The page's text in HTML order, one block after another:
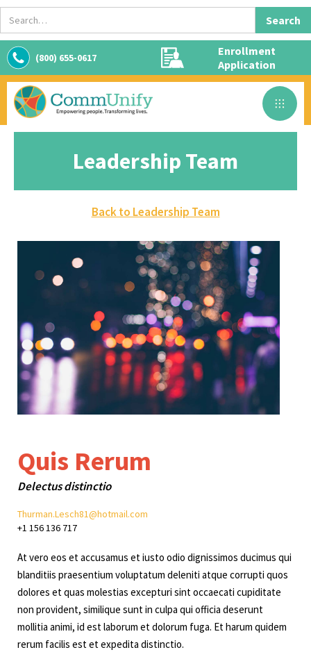
(800) 655-0617
Enrollment
Application
Leadership Team
Back to Leadership Team
Quis Rerum
Delectus distinctio
Thurman.Lesch81@hotmail.com
+1 156 136 717
At vero eos et accusamus et iusto odio dignissimos ducimus qui
blanditiis praesentium voluptatum deleniti atque corrupti quos
dolores et quas molestias excepturi sint occaecati cupiditate
non provident, similique sunt in culpa qui officia deserunt
mollitia animi, id est laborum et dolorum fuga. Et harum quidem
rerum facilis est et expedita distinctio.